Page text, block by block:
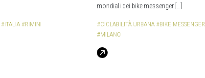
#ITALIA #RIMINI
mondiali dei bike messenger […]
#CICLABILITÀ URBANA #BIKE MESSENGER
#MILANO